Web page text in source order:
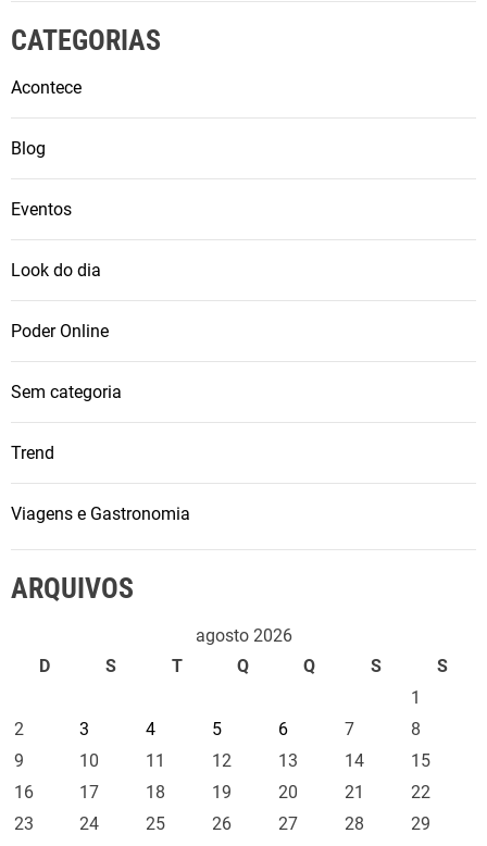
CATEGORIAS
Acontece
Blog
Eventos
Look do dia
Poder Online
Sem categoria
Trend
Viagens e Gastronomia
ARQUIVOS
agosto 2026
D
S T Q Q S
S
1
2
3 4 5 6 7
8
9
10 11 12 13 14
15
16
17 18 19 20 21
22
23
24 25 26 27 28
29